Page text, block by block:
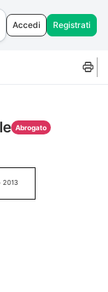
Accedi Registrati
Abrogato
2013